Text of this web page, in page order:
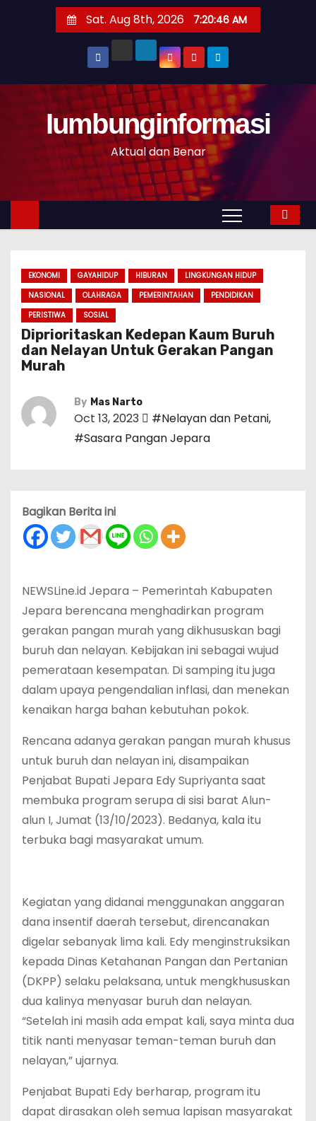
t
n
Sat. Aug 8th, 2026 7:20:47 AM
Iumbunginformasi
Aktual dan Benar
EKONOMI GAYAHIDUP HIBURAN
LINGKUNGAN HIDUP
NASIONAL
OLAHRAGA PEMERINTAHAN
PENDIDIKAN
PERISTIWA
SOSIAL
Diprioritaskan Kedepan Kaum Buruh
dan Nelayan Untuk Gerakan Pangan
Murah
By Mas Narto
Oct 13, 2023 #Nelayan dan Petani,
#Sasara Pangan Jepara
Bagikan Berita ini
NEWSLine.id Jepara – Pemerintah Kabupaten
Jepara berencana menghadirkan program
gerakan pangan murah yang dikhususkan bagi
buruh dan nelayan. Kebijakan ini sebagai wujud
pemerataan kesempatan. Di samping itu juga
dalam upaya pengendalian inflasi, dan menekan
kenaikan harga bahan kebutuhan pokok.
Rencana adanya gerakan pangan murah khusus
untuk buruh dan nelayan ini, disampaikan
Penjabat Bupati Jepara Edy Supriyanta saat
membuka program serupa di sisi barat Alun-
alun I, Jumat (13/10/2023). Bedanya, kala itu
terbuka bagi masyarakat umum.
Kegiatan yang didanai menggunakan anggaran
dana insentif daerah tersebut, direncanakan
digelar sebanyak lima kali. Edy menginstruksikan
kepada Dinas Ketahanan Pangan dan Pertanian
(DKPP) selaku pelaksana, untuk mengkhususkan
dua kalinya menyasar buruh dan nelayan.
“Setelah ini masih ada empat kali, saya minta dua
titik nanti menyasar teman-teman buruh dan
nelayan,” ujarnya.
Penjabat Bupati Edy berharap, program itu
dapat dirasakan oleh semua lapisan masyarakat